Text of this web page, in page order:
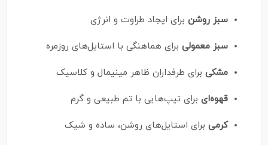
سبز روشن برای ایجاد طراوت و انرژی
سبز معمولی برای هماهنگی با استایل‌های روزمره
مشکی برای طرفداران ظاهر مینیمال و کلاسیک
قهوه‌ای برای تیپ‌هایی با تم طبیعی و گرم
کرمی برای استایل‌های روشن، ساده و شیک